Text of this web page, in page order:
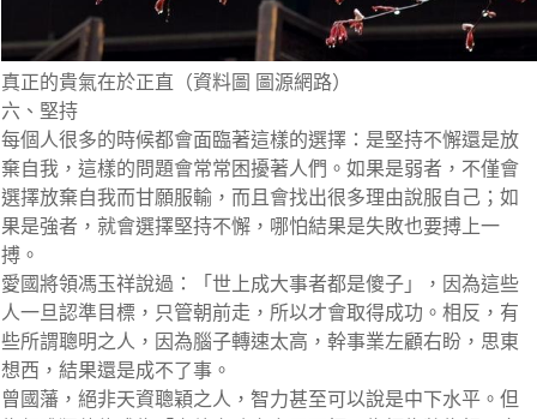
真正的貴氣在於正直（資料圖 圖源網路）
六、堅持
每個人很多的時候都會面臨著這樣的選擇：是堅持不懈還是放
棄自我，這樣的問題會常常困擾著人們。如果是弱者，不僅會
選擇放棄自我而甘願服輸，而且會找出很多理由說服自己；如
果是強者，就會選擇堅持不懈，哪怕結果是失敗也要搏上一
搏。
愛國將領馮玉祥說過：「世上成大事者都是傻子」，因為這些
人一旦認準目標，只管朝前走，所以才會取得成功。相反，有
些所謂聰明之人，因為腦子轉速太高，幹事業左顧右盼，思東
想西，結果還是成不了事。
曾國藩，絕非天資聰穎之人，智力甚至可以說是中下水平。但